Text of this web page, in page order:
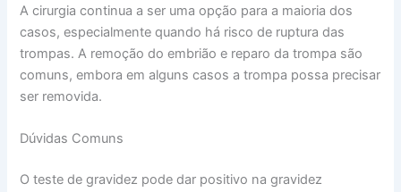
A cirurgia continua a ser uma opção para a maioria dos
casos, especialmente quando há risco de ruptura das
trompas. A remoção do embrião e reparo da trompa são
comuns, embora em alguns casos a trompa possa precisar
ser removida.
Dúvidas Comuns
O teste de gravidez pode dar positivo na gravidez